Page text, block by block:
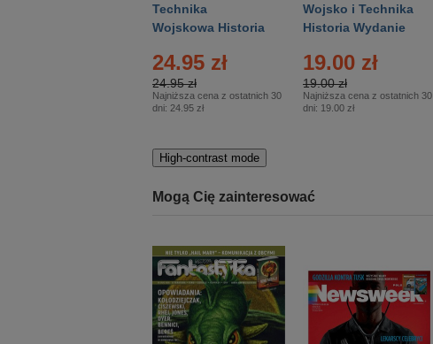
Technika
Wojskowa Historia
24.95 zł
24.95 zł
Najniższa cena z ostatnich 30
dni: 24.95 zł
Wojsko i Technika
Historia Wydanie
– 2/2026
19.00 zł
19.00 zł
Najniższa cena z ostatnich 30
dni: 19.00 zł
High-contrast mode
Mogą Cię zainteresować